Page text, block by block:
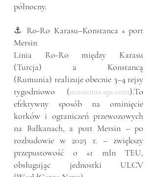
północny.
⚓ Ro-Ro Karasu–Konstanca + port
Mersin
Linia Ro-Ro między Karasu
(Turcja) a Konstancą
(Rumunia) realizuje obecnie 3–4 rejsy
tygodniowo (ecustoms.sgs.com).To
efektywny sposób na ominięcie
korków i ograniczeń przewozowych
na Bałkanach, a port Mersin – po
rozbudowie w 2025 r. – zwiększy
przepustowość o +1 mln TEU,
obsługując jednostki ULCV